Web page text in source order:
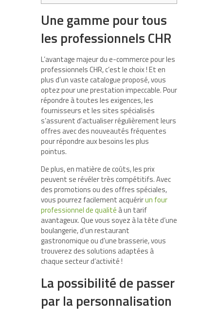
Une gamme pour tous
les professionnels CHR
L’avantage majeur du e-commerce pour les
professionnels CHR, c’est le choix ! Et en
plus d’un vaste catalogue proposé, vous
optez pour une prestation impeccable. Pour
répondre à toutes les exigences, les
fournisseurs et les sites spécialisés
s’assurent d’actualiser régulièrement leurs
offres avec des nouveautés fréquentes
pour répondre aux besoins les plus
pointus.
De plus, en matière de coûts, les prix
peuvent se révéler très compétitifs. Avec
des promotions ou des offres spéciales,
vous pourrez facilement acquérirun four
professionnel de qualité à un tarif
avantageux. Que vous soyez à la tête d’une
boulangerie, d’un restaurant
gastronomique ou d’une brasserie, vous
trouverez des solutions adaptées à
chaque secteur d’activité !
La possibilité de passer
par la personnalisation